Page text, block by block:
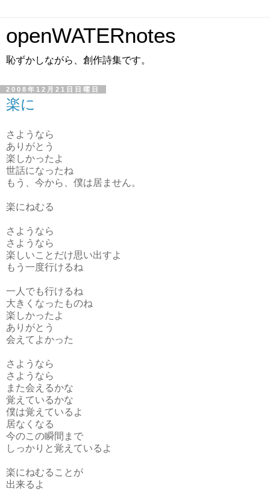
openWATERnotes
恥ずかしながら、創作詩集です。
2008年12月21日日曜日
楽に
さようなら
ありがとう
楽しかったよ
世話になったね
もう、今から、僕は居ません。
楽にねむる
さようなら
さようなら
楽しいことだけ思い出すよ
もう一度行けるね
一人でも行けるね
大きくなったものね
楽しかったよ
ありがとう
会えてよかった
さようなら
さようなら
また会えるかな
覚えているかな
僕は覚えているよ
居なくなる
今のこの瞬間まで
しっかりと覚えているよ
楽にねむることが
出来るよ